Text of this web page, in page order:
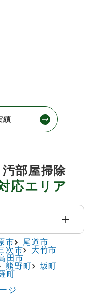
績
部屋掃除
応エリア
市
尾道市
次市
大竹市
田市
熊野町
坂町
町
ジ